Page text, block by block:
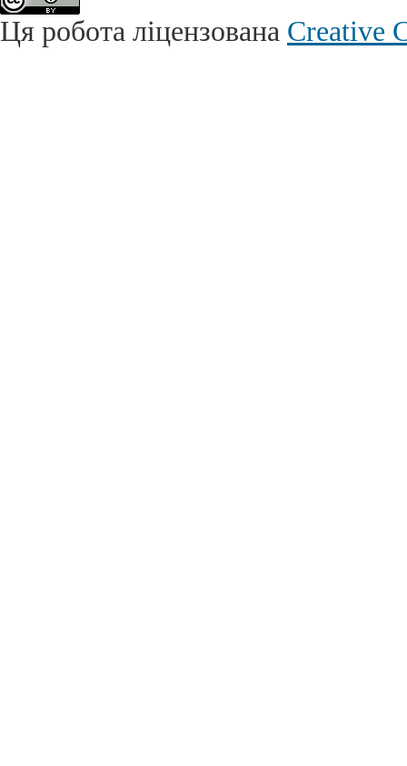
Ця робота ліцензована Creative